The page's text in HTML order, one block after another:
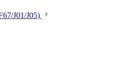
J01/J05)